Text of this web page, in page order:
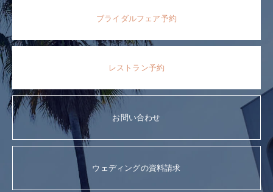
ブライダルフェア予約
レストラン予約
お問い合わせ
ウェディングの資料請求